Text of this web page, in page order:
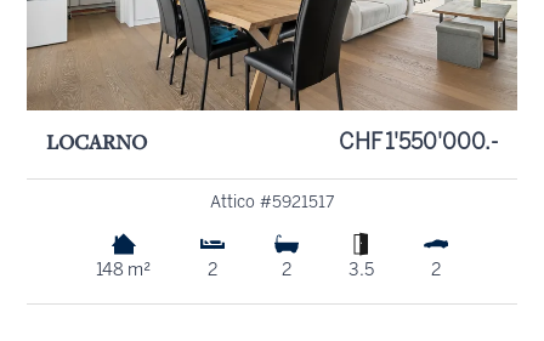
LOCARNO CHF 1'550'000.-
Attico #5921517
148 m² 2 2 3.5 2